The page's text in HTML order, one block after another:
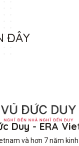
ĐÂY
Duy - ERA
và hơn 7 năm